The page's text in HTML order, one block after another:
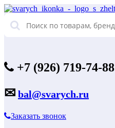
+7 (926) 719-74-88
✉ bal@svarych.ru
Заказать звонок